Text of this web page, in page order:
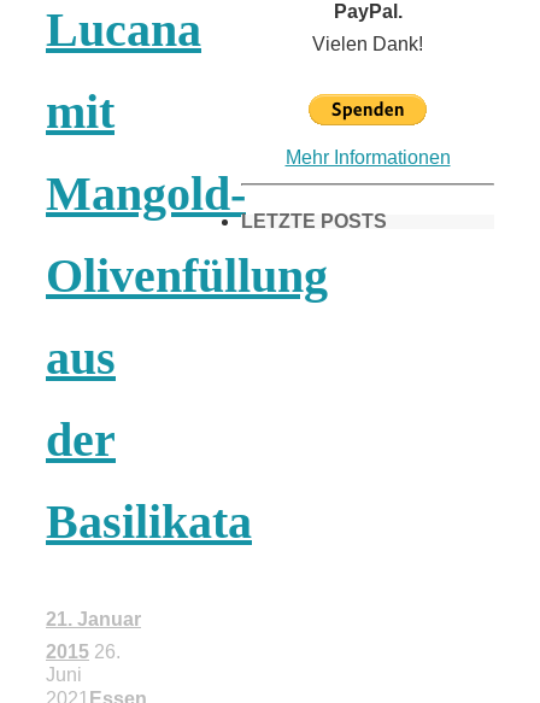
Lucana
mit
Mangold-
Olivenfüllung
aus
der
Basilikata
21. Januar
2015 26.
Juni
PayPal.
Vielen Dank!
Mehr Informationen
LETZTE POSTS
18 Lieblings-